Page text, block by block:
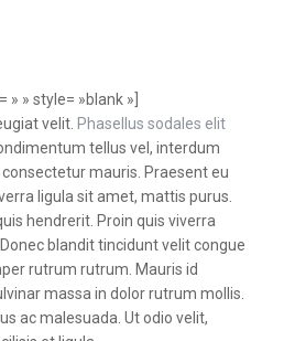
» » style= »blank »]
velit. Phasellus sodales elit
tellus vel, interdum
consectetur mauris. Praesent eu
ligula sit amet, mattis purus.
hendrerit. Proin quis viverra
blandit tincidunt velit congue
rutrum rutrum. Mauris id
massa in dolor rutrum mollis.
ac malesuada. Ut odio velit,